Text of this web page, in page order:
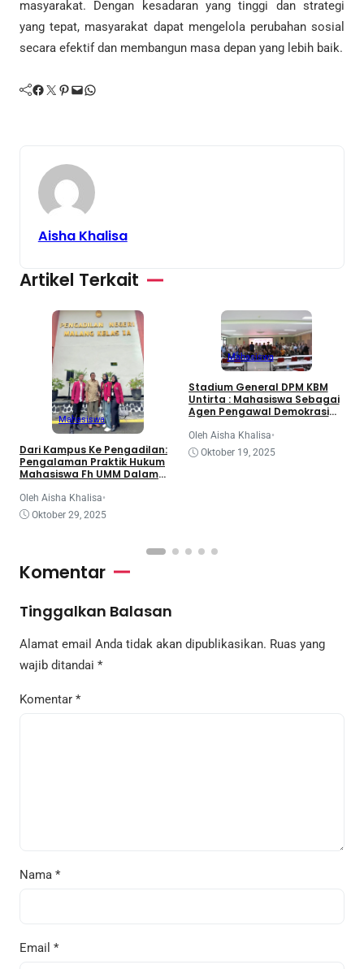
masyarakat. Dengan kesadaran yang tinggi dan strategi
yang tepat, masyarakat dapat mengelola perubahan sosial
secara efektif dan membangun masa depan yang lebih baik.
Facebook Twitter Pinterest Mail WhatsApp
Aisha Khalisa
Artikel Terkait
Mahasiswa
Dari Kampus Ke Pengadilan:
Pengalaman Praktik Hukum
Mahasiswa Fh UMM Dalam
Oleh Aisha Khalisa•
Oktober 29, 2025
Mahasiswa
Stadium General DPM KBM
Untirta : Mahasiswa Sebagai
Agen Pengawal Demokrasi
Nasional
Oleh Aisha Khalisa•
Oktober 19, 2025
Komentar
Tinggalkan Balasan
Alamat email Anda tidak akan dipublikasikan. Ruas yang
wajib ditandai *
Komentar *
Nama *
Email *